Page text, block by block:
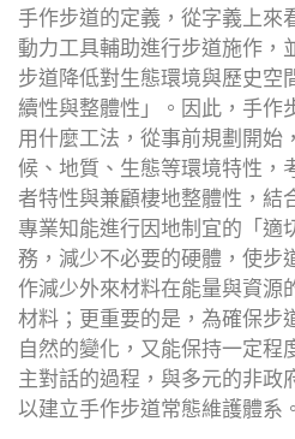
FacebookTwitter
手作步道的定義，從字義上來
動力工具輔助進行步道施作，
步道降低對生態環境與歷史空
續性與整體性」。因此，手作
用什麼工法，從事前規劃開始
候、地質、生態等環境特性，
者特性與兼顧棲地整體性，結
專業知能進行因地制宜的「適
務，減少不必要的硬體，使步
作減少外來材料在能量與資源
材料；更重要的是，為確保步
自然的變化，又能保持一定程
主對話的過程，與多元的非政
以建立手作步道常態維護體系。